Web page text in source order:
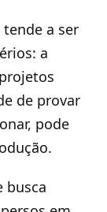
a ser
a
de provar
pode
busca